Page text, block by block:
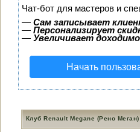
Чат-бот для мастеров и
— Сам записывает
— Персонализирует
— Увеличивает
Начать
Клуб Renault Megane (Рено